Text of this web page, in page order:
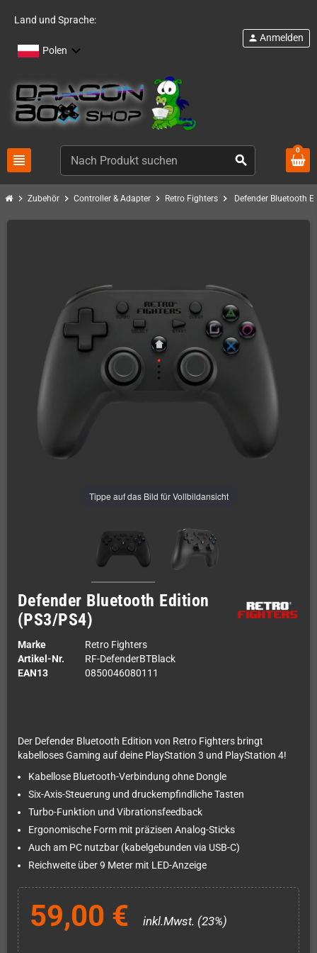
Land und Sprache:
Polen
view_headline search
person Anmelden
0
chevron_right Zubehör chevron_right Controller & Adapter chevron_right Retro Fighters chevron_right Defender Bluetooth
Tippe auf das Bild für Vollbildansicht
Defender Bluetooth Edition
(PS3/PS4)
Marke
Retro Fighters
Artikel-Nr.
RF-DefenderBTBlack
EAN13
0850046080111
Der Defender Bluetooth Edition von Retro Fighters bringt
kabelloses Gaming auf deine PlayStation 3 und PlayStation 4!
Kabellose Bluetooth-Verbindung ohne Dongle
Six-Axis-Steuerung und druckempfindliche Tasten
Turbo-Funktion und Vibrationsfeedback
Ergonomische Form mit präzisen Analog-Sticks
Auch am PC nutzbar (kabelgebunden via USB-C)
Reichweite über 9 Meter mit LED-Anzeige
59,00 € inkl.Mwst. (23%)